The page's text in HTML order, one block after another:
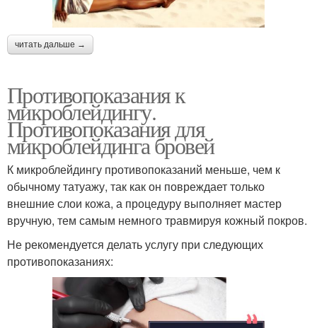
читать дальше →
Противопоказания к
микроблейдингу.
Противопоказания для
микроблейдинга бровей
К микроблейдингу противопоказаний меньше, чем к
обычному татуажу, так как он повреждает только
внешние слои кожа, а процедуру выполняет мастер
вручную, тем самым немного травмируя кожный покров.
Не рекомендуется делать услугу при следующих
противопоказаниях: